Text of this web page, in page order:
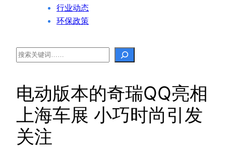
行业动态
环保政策
Search
电动版本的奇瑞QQ亮相
上海车展 小巧时尚引发
关注